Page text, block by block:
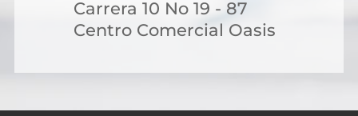
Carrera 10 No 19 - 87
Centro Comercial Oasis